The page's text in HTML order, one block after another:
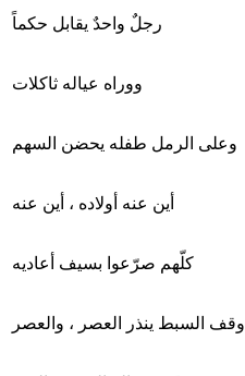
رجلٌ واحدٌ يقابل حكماً
ووراه عياله ثاكلات
وعلى الرمل طفله يحضن السهم
أين عنه أولاده ، أين عنه
كلّهم صرّعوا بسيف أعاديه
وقف السبط ينذر العصر ، والعصر